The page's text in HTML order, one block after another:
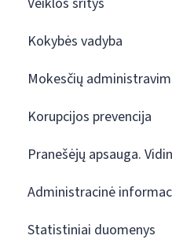
Kokybės vadyba
Mokesčių
Korupcijos prevencija
Pranešėjų apsauga.
Administracinė
Statistiniai duomenys